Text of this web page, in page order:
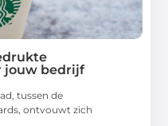
jouw bedrijf
tussen de
ontvouwt zich